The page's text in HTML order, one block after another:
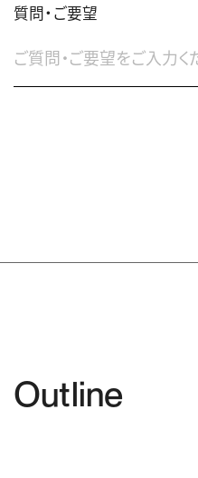
質問・ご要望
Outline